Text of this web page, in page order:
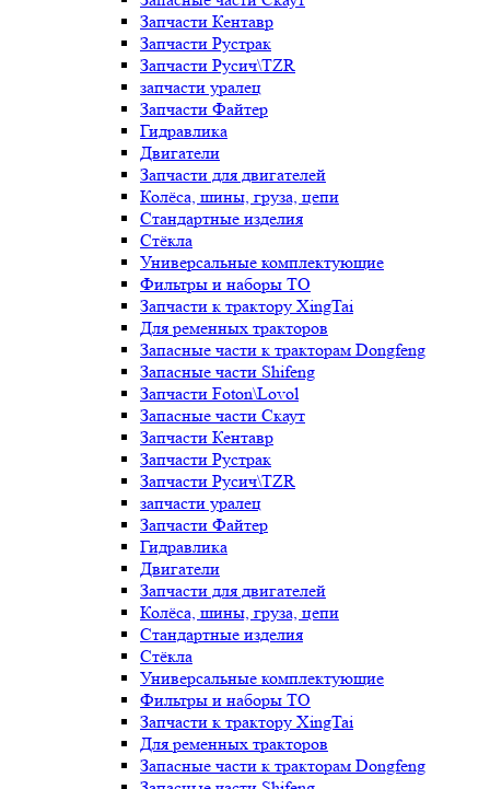
Запчасти Кентавр
Запчасти Рустрак
Запчасти Русич\TZR
запчасти уралец
Запчасти Файтер
Гидравлика
Двигатели
Запчасти для двигателей
Колёса, шины, груза, цепи
Стандартные изделия
Стёкла
Универсальные комплектующие
Фильтры и наборы ТО
Запчасти к трактору XingTai
Для ременных тракторов
Запасные части к тракторам Dongfeng
Запасные части Shifeng
Запчасти Foton\Lovol
Запасные части Скаут
Запчасти Кентавр
Запчасти Рустрак
Запчасти Русич\TZR
запчасти уралец
Запчасти Файтер
Гидравлика
Двигатели
Запчасти для двигателей
Колёса, шины, груза, цепи
Стандартные изделия
Стёкла
Универсальные комплектующие
Фильтры и наборы ТО
Запчасти к трактору XingTai
Для ременных тракторов
Запасные части к тракторам Dongfeng